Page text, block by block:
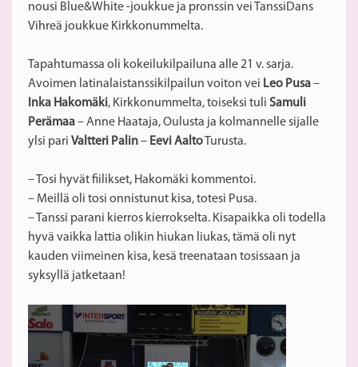
nousi Blue&White -joukkue ja pronssin vei TanssiDans
Vihreä joukkue Kirkkonummelta.
Tapahtumassa oli kokeilukilpailuna alle 21 v. sarja.
Avoimen latinalaistanssikilpailun voiton vei Leo Pusa–
Inka Hakomäki, Kirkkonummelta, toiseksi tuli Samuli
Perämaa– Anne Haataja, Oulusta ja kolmannelle sijalle
ylsi pari Valtteri Palin– Eevi AaltoTurusta.
– Tosi hyvät fiilikset, Hakomäki kommentoi.
– Meillä oli tosi onnistunut kisa, totesi Pusa.
– Tanssi parani kierros kierrokselta. Kisapaikka oli todella
hyvä vaikka lattia olikin hiukan liukas, tämä oli nyt
kauden viimeinen kisa, kesä treenataan tosissaan ja
syksyllä jatketaan!